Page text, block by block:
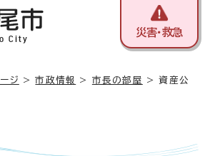
災害・救急
ジ >市政情報 > 市長の部屋
> 資産公